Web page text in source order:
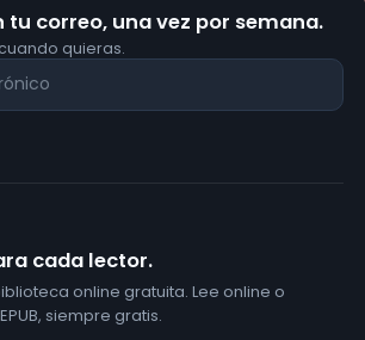
tu correo, una vez por semana.
quieras.
cada lector.
online gratuita. Lee online o
siempre gratis.